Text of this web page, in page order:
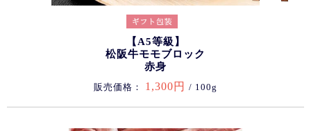
【A5等級】
松阪牛モモブロック
赤身
販売価格： 1,300円 / 100g